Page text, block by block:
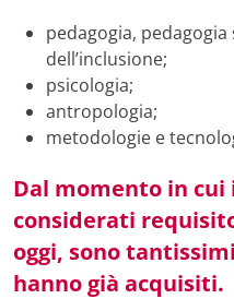
pedagogia,
dell’inclusione;
psicologia;
antropologia;
metodologie e
Dal momento in
considerati
oggi, sono
hanno già acquisiti.